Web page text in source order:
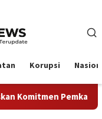
Korupsi
Dukung Karnaval